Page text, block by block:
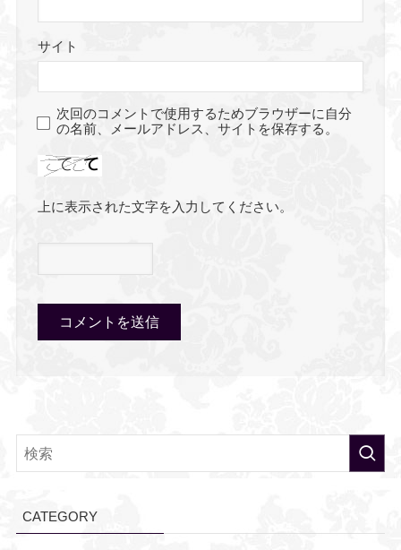
サイト
次回のコメントで使用するためブラウザーに自分
の名前、メールアドレス、サイトを保存する。
上に表示された文字を入力してください。
CATEGORY